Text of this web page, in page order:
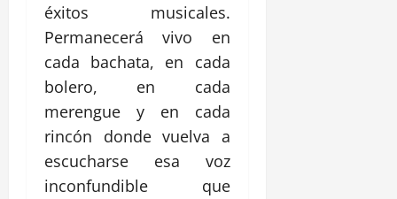
éxitos musicales.
Permanecerá vivo en
cada bachata, en cada
bolero, en cada
merengue y en cada
rincón donde vuelva a
escucharse esa voz
inconfundible que